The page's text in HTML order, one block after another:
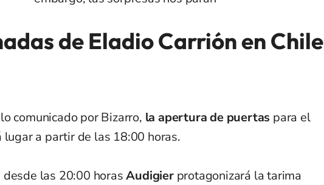
de Eladio Carrión en Chile
comunicado por Bizarro, la apertura de puertas para el
lugar a partir de las 18:00 horas.
desde las 20:00 horasAudigier protagonizará la tarima